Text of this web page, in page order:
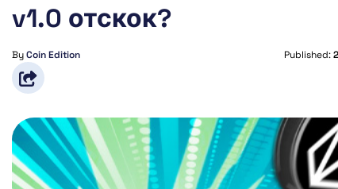
v1.0 отскок?
ByCoin Edition Published: